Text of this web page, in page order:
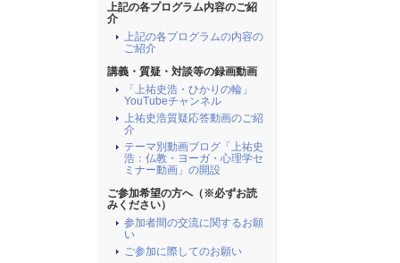
上記の各プログラム内容のご紹
介
上記の各プログラムの内容の
ご紹介
講義・質疑・対談等の録画動画
「上祐史浩・ひかりの輪」
YouTubeチャンネル
上祐史浩質疑応答動画のご紹
介
テーマ別動画ブログ「上祐史
浩：仏教・ヨーガ・心理学セ
ミナー動画」の開設
ご参加希望の方へ（※必ずお読
みください）
参加者間の交流に関するお願
い
ご参加に際してのお願い